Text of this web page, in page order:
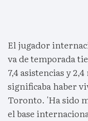
El jugador
va de temporada
7,4 asistencias y
significaba haber
Toronto. 'Ha sido
el base